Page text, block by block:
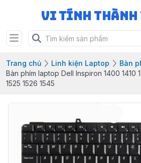
Vi Tính Thành
Trang chủ Linh kiện Laptop
Bàn
Bàn phím laptop Dell Inspiron 1400 1410
1525 1526 1545